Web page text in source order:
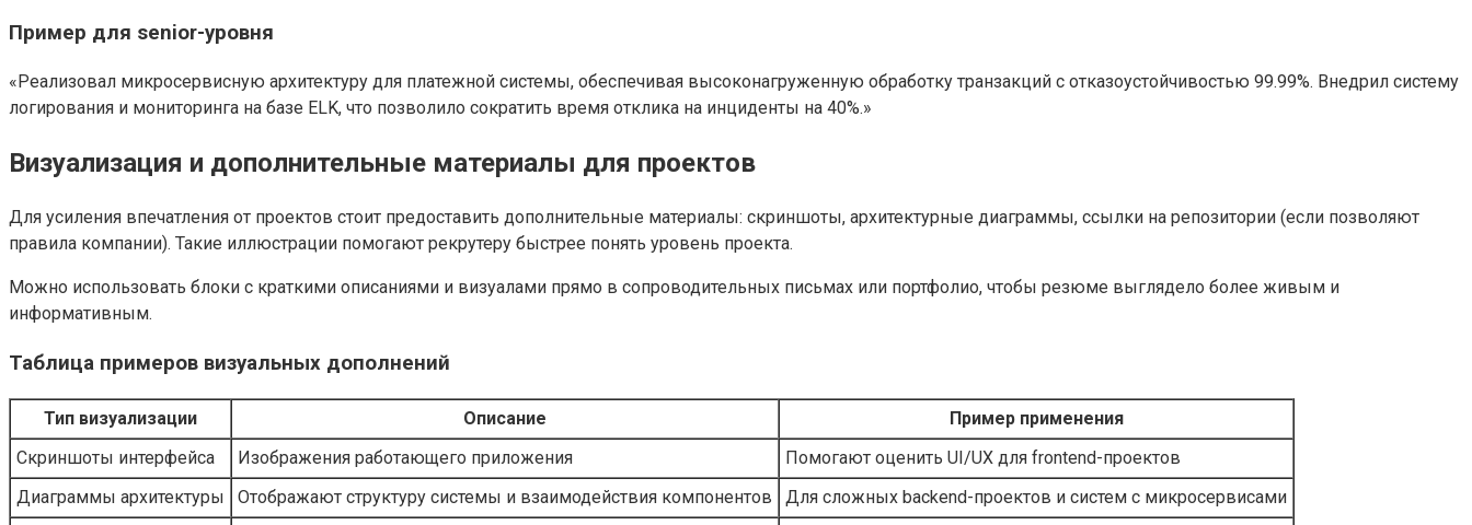
Пример для senior-уровня
«Реализовал микросервисную архитектуру для платежной системы, обеспечивая высоконагруженную обработку транзакций с отказоустойчивостью 99.99%. Внедрил систему
логирования и мониторинга на базе ELK, что позволило сократить время отклика на инциденты на 40%.»
Визуализация и дополнительные материалы для проектов
Для усиления впечатления от проектов стоит предоставить дополнительные материалы: скриншоты, архитектурные диаграммы, ссылки на репозитории (если позволяют
правила компании). Такие иллюстрации помогают рекрутеру быстрее понять уровень проекта.
Можно использовать блоки с краткими описаниями и визуалами прямо в сопроводительных письмах или портфолио, чтобы резюме выглядело более живым и
информативным.
Таблица примеров визуальных дополнений
Тип визуализации Описание
Пример применения
Скриншоты интерфейса
Изображения работающего приложения
Помогают оценить UI/UX для frontend-проектов
Диаграммы архитектуры
Отображают структуру системы и взаимодействия компонентов
Для сложных backend-проектов и систем с микросервисами